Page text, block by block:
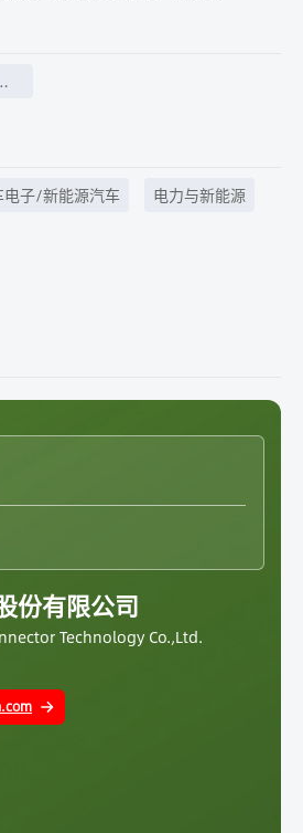
电子/新能源汽车 电力与新能源
份有限公司
Technology Co.,Ltd.